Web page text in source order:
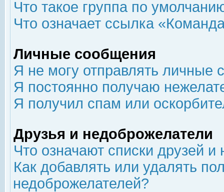
Что такое группа по
Что означает ссылка
Личные сообщения
Я не могу отправлять личные
Я постоянно получаю
Я получил спам или
Друзья и недоброжелатели
Что означают списки друзей
Как добавлять или удалять
недоброжелателей?